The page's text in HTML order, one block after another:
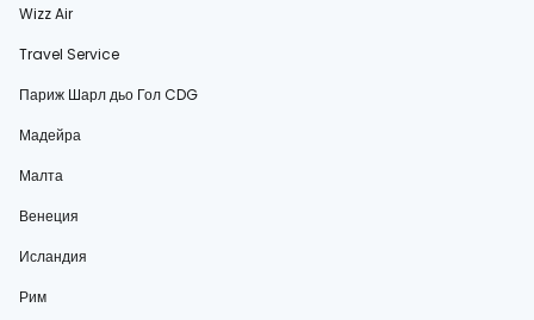
Wizz Air
Travel Service
Париж Шарл дьо Гол CDG
Мадейра
Малта
Венеция
Исландия
Рим